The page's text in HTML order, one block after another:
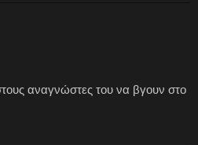
αναγνώστες του να βγουν στο